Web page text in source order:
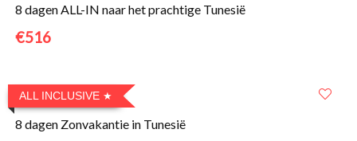
8 dagen ALL-IN naar het prachtige Tunesië
€516
ALL INCLUSIVE
8 dagen Zonvakantie in Tunesië